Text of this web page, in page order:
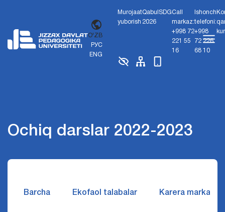
O'ZB
РУС
ENG
Murojaat
yuborish
Qabul
2026
SDGCall
markaz:
+998 72
221 55
16
Ishonch
telefoni:
+998
72 226
68 10
Ochiq darslar 2022-2023
Barcha Ekofaol talabalar Karera markazi